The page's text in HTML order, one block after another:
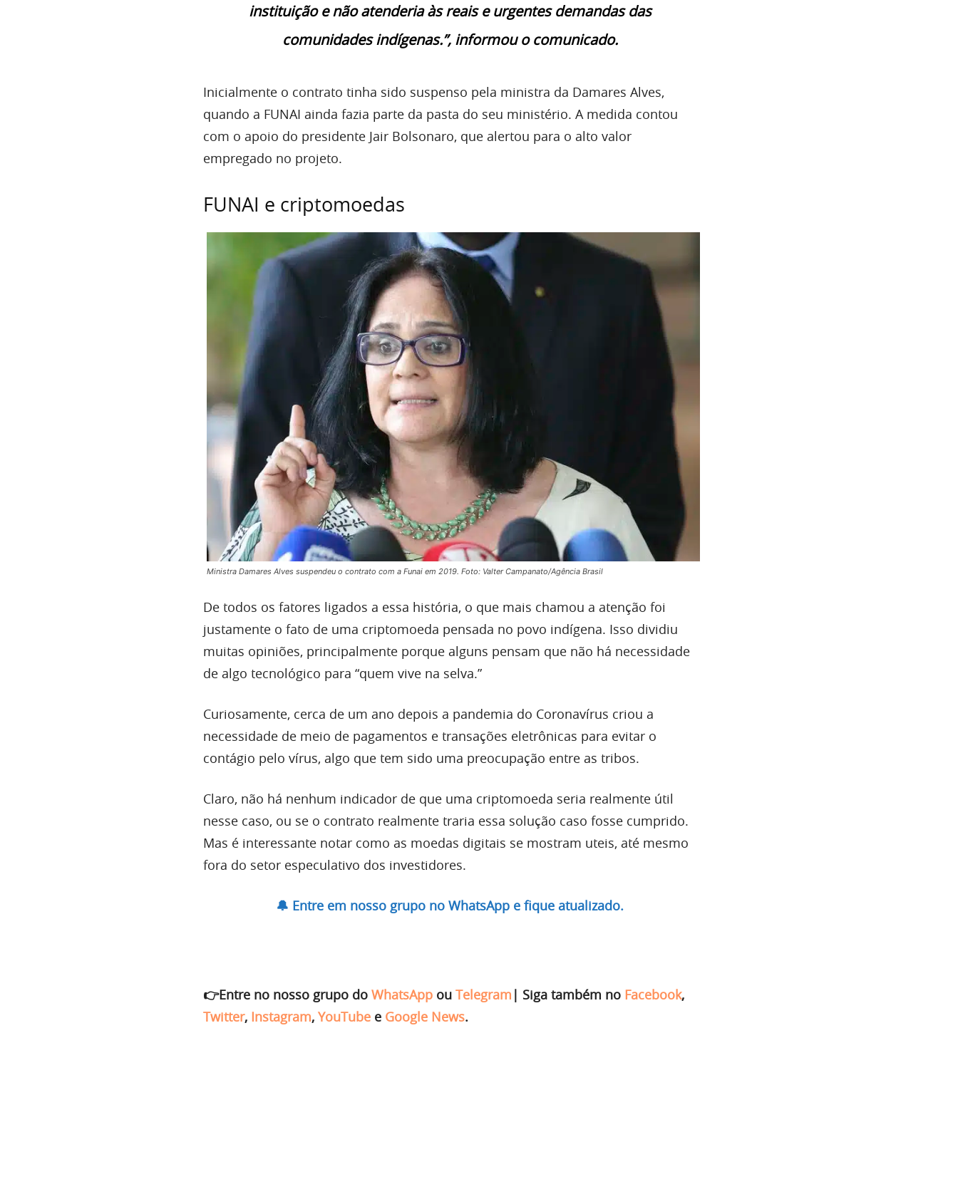
instituição e não atenderia às reais e urgentes demandas das
comunidades indígenas.”, informou o comunicado.
Inicialmente o contrato tinha sido suspenso pela ministra da Damares Alves,
quando a FUNAI ainda fazia parte da pasta do seu ministério. A medida contou
com o apoio do presidente Jair Bolsonaro, que alertou para o alto valor
empregado no projeto.
FUNAI e criptomoedas
Ministra Damares Alves suspendeu o contrato com a Funai em 2019. Foto: Valter Campanato/Agência Brasil
De todos os fatores ligados a essa história, o que mais chamou a atenção foi
justamente o fato de uma criptomoeda pensada no povo indígena. Isso dividiu
muitas opiniões, principalmente porque alguns pensam que não há necessidade
de algo tecnológico para “quem vive na selva.”
Curiosamente, cerca de um ano depois a pandemia do Coronavírus criou a
necessidade de meio de pagamentos e transações eletrônicas para evitar o
contágio pelo vírus, algo que tem sido uma preocupação entre as tribos.
Claro, não há nenhum indicador de que uma criptomoeda seria realmente útil
nesse caso, ou se o contrato realmente traria essa solução caso fosse cumprido.
Mas é interessante notar como as moedas digitais se mostram uteis, até mesmo
fora do setor especulativo dos investidores.
🔔 Entre em nosso grupo no WhatsApp e fique atualizado.
👉Entre no nosso grupo do WhatsApp ou Telegram | Siga também no Facebook,
Twitter, Instagram, YouTube e Google News.